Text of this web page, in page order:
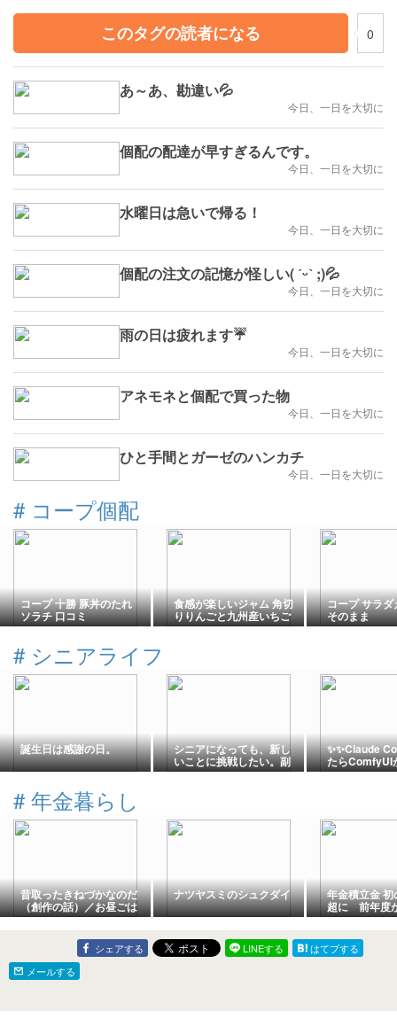
このタグの読者になる
0
あ～あ、勘違い💦
今日、一日を大切に
個配の配達が早すぎるんです。
今日、一日を大切に
水曜日は急いで帰る！
今日、一日を大切に
個配の注文の記憶が怪しい( ˊᵕˋ ;)💦
今日、一日を大切に
雨の日は疲れます☔
今日、一日を大切に
アネモネと個配で買った物
今日、一日を大切に
ひと手間とガーゼのハンカチ
今日、一日を大切に
# コープ個配
コープ 十勝 豚丼のたれ
ソラチ 口コミ
食感が楽しいジャム 角切
りりんごと九州産いちご
口コミ
コープ サラダ
そのまま
# シニアライフ
誕生日は感謝の日。 シニアになっても、新し
いことに挑戦したい。副
収入を考えて思うこと
✨✨Claude
たらComfyUI
成するように
# 年金暮らし
昔取ったきねづかなのだ
（創作の話）／お昼ごは
んと晩ごはん
ナツヤスミのシュクダイ 年金積立金
超に 前年度
以上増加
シェアする LINEする
はてブする
メールする